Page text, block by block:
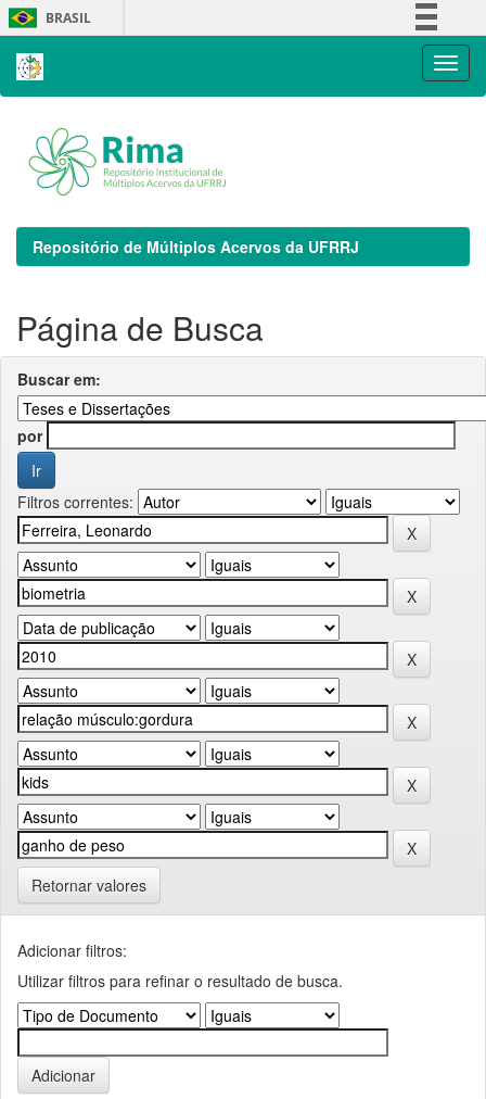
Skip
navigation
BRASIL
Repositório de Múltiplos Acervos da UFRRJ
Página de Busca
Buscar em:
por
Filtros correntes:
Retornar valores
Adicionar filtros:
Utilizar filtros para refinar o resultado de busca.